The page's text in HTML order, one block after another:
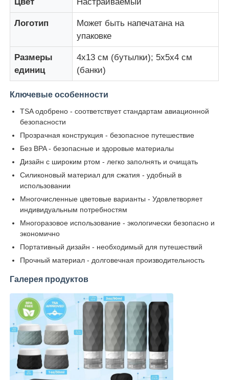
Силиконовый путевой бан
Силиконовая складная бутылка для воды
Силиконовая складная кружка
Силиконовые кухонные изделия
Логотип
Может быть напечатана на
упаковке
Размеры
единиц
4x13 см (бутылки); 5x5x4 см
(банки)
Ключевые особенности
TSA одобрено - соответствует стандартам авиационной
безопасности
Прозрачная конструкция - безопасное путешествие
Без BPA - безопасные и здоровые материалы
Дизайн с широким ртом - легко заполнять и очищать
Силиконовый материал для сжатия - удобный в
использовании
Многочисленные цветовые варианты - Удовлетворяет
индивидуальным потребностям
Многоразовое использование - экологически безопасно и
экономично
Портативный дизайн - необходимый для путешествий
Прочный материал - долговечная производительность
Галерея продуктов